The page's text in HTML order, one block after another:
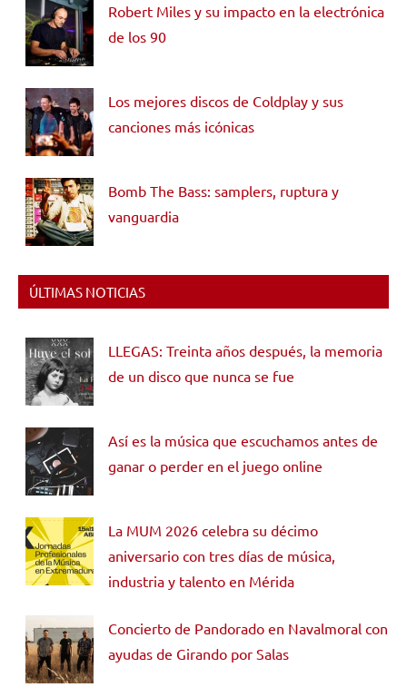
Robert Miles y su impacto en la electrónica
de los 90
Los mejores discos de Coldplay y sus
canciones más icónicas
Bomb The Bass: samplers, ruptura y
vanguardia
ÚLTIMAS NOTICIAS
LLEGAS: Treinta años después, la memoria
de un disco que nunca se fue
Así es la música que escuchamos antes de
ganar o perder en el juego online
La MUM 2026 celebra su décimo
aniversario con tres días de música,
industria y talento en Mérida
Concierto de Pandorado en Navalmoral con
ayudas de Girando por Salas